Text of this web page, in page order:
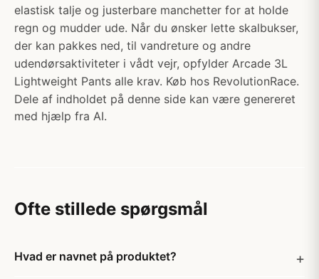
elastisk talje og justerbare manchetter for at holde
regn og mudder ude. Når du ønsker lette skalbukser,
der kan pakkes ned, til vandreture og andre
udendørsaktiviteter i vådt vejr, opfylder Arcade 3L
Lightweight Pants alle krav. Køb hos RevolutionRace.
Dele af indholdet på denne side kan være genereret
med hjælp fra AI.
Ofte stillede spørgsmål
Hvad er navnet på produktet?